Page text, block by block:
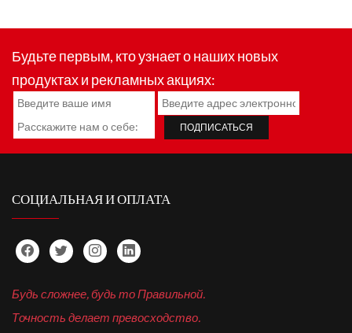
Будьте первым, кто узнает о наших новых
продуктах и рекламных акциях:
СОЦИАЛЬНАЯ И ОПЛАТА
Будь сложнее, будь то Правильной.
Точность делает превосходство.